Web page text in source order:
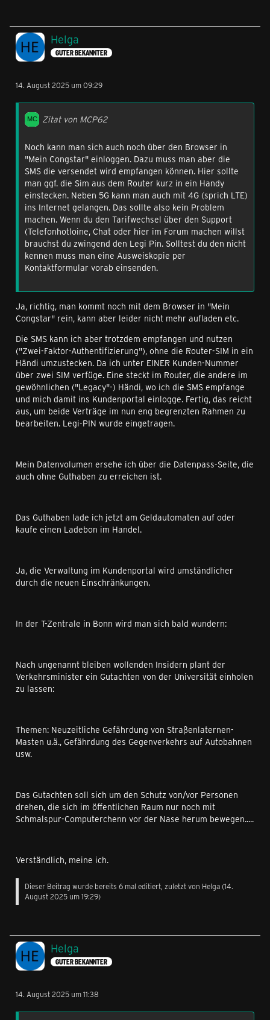
Helga
GUTER BEKANNTER
14. August 2025 um 09:29
Zitat von MCP62
Noch kann man sich auch noch über den Browser in
"Mein Congstar" einloggen. Dazu muss man aber die
SMS die versendet wird empfangen können. Hier sollte
man ggf. die Sim aus dem Router kurz in ein Handy
einstecken. Neben 5G kann man auch mit 4G (sprich LTE)
ins Internet gelangen. Das sollte also kein Problem
machen. Wenn du den Tarifwechsel über den Support
(Telefonhotloine, Chat oder hier im Forum machen willst
brauchst du zwingend den Legi Pin. Solltest du den nicht
kennen muss man eine Ausweiskopie per
Kontaktformular vorab einsenden.
Ja, richtig, man kommt noch mit dem Browser in "Mein
Congstar" rein, kann aber leider nicht mehr aufladen etc.
Die SMS kann ich aber trotzdem empfangen und nutzen
("Zwei-Faktor-Authentifizierung"), ohne die Router-SIM in ein
Händi umzustecken. Da ich unter EINER Kunden-Nummer
über zwei SIM verfüge. Eine steckt im Router, die andere im
gewöhnlichen ("Legacy"-) Händi, wo ich die SMS empfange
und mich damit ins Kundenportal einlogge. Fertig, das reicht
aus, um beide Verträge im nun eng begrenzten Rahmen zu
bearbeiten. Legi-PIN wurde eingetragen.
Mein Datenvolumen ersehe ich über die Datenpass-Seite, die
auch ohne Guthaben zu erreichen ist.
Das Guthaben lade ich jetzt am Geldautomaten auf oder
kaufe einen Ladebon im Handel.
Ja, die Verwaltung im Kundenportal wird umständlicher
durch die neuen Einschränkungen.
In der T-Zentrale in Bonn wird man sich bald wundern:
Nach ungenannt bleiben wollenden Insidern plant der
Verkehrsminister ein Gutachten von der Universität einholen
zu lassen:
Themen: Neuzeitliche Gefährdung von Straßenlaternen-
Masten u.ä., Gefährdung des Gegenverkehrs auf Autobahnen
usw.
Das Gutachten soll sich um den Schutz von/vor Personen
drehen, die sich im öffentlichen Raum nur noch mit
Schmalspur-Computerchenn vor der Nase herum bewegen.....
Verständlich, meine ich.
Dieser Beitrag wurde bereits 6 mal editiert, zuletzt von Helga(14.
August 2025 um 19:29)
Helga
GUTER BEKANNTER
14. August 2025 um 11:38